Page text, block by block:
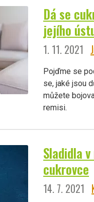
Dá se
jejího
1. 11. 2021
Pojďme se
se, jaké jsou
můžete
remisi.
Sladidla
cukrovce
14. 7. 2021